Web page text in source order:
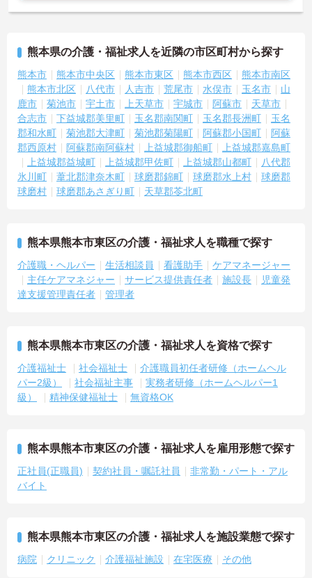
熊本県の介護・福祉求人を近隣の市区町村から探す
熊本市 熊本市中央区 熊本市東区 熊本市西区
熊本市南区
熊本市北区
八代市 人吉市 荒尾市 水俣市 玉名市
山
鹿市
菊池市 宇土市 上天草市 宇城市 阿蘇市
天草市
合志市
下益城郡美里町 玉名郡南関町 玉名郡長洲町
玉名
郡和水町
菊池郡大津町 菊池郡菊陽町 阿蘇郡小国町
阿蘇
郡西原村
阿蘇郡南阿蘇村 上益城郡御船町
上益城郡嘉島町
上益城郡益城町
上益城郡甲佐町 上益城郡山都町
八代郡
氷川町
葦北郡津奈木町 球磨郡錦町 球磨郡水上村
球磨郡
球磨村
球磨郡あさぎり町 天草郡苓北町
熊本県熊本市東区の介護・福祉求人を職種で探す
介護職・ヘルパー 生活相談員 看護助手
ケアマネージャー
主任ケアマネジャー
サービス提供責任者 施設長
児童発
達支援管理責任者
管理者
熊本県熊本市東区の介護・福祉求人を資格で探す
介護福祉士 社会福祉士
介護職員初任者研修（ホームヘル
パー2級）
社会福祉主事
実務者研修（ホームヘルパー1
級）
精神保健福祉士 無資格OK
熊本県熊本市東区の介護・福祉求人を雇用形態で探す
正社員(正職員) 契約社員・嘱託社員
非常勤・パート・アル
バイト
熊本県熊本市東区の介護・福祉求人を施設業態で探す
病院 クリニック 介護福祉施設 在宅医療 その他